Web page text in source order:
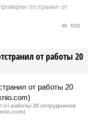
отстранил от
от работы 20
1515
от работы 20 сотрудников